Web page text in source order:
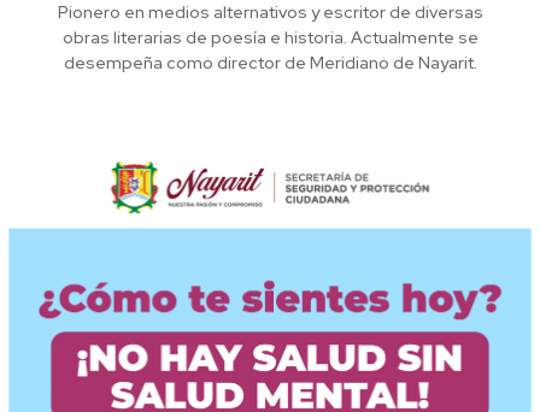
Pionero en medios alternativos y escritor de diversas
obras literarias de poesía e historia. Actualmente se
desempeña como director de Meridiano de Nayarit.